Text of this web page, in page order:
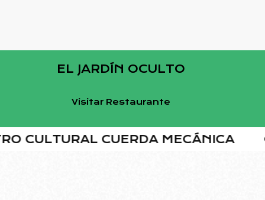
EL JARDÍN OCULTO
Visitar Restaurante
CUERDA MECÁNICA